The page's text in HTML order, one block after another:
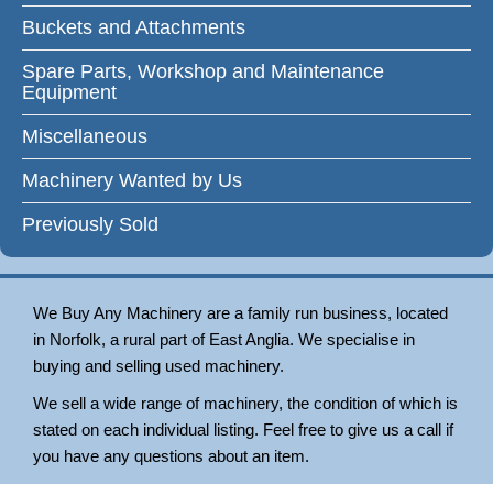
Buckets and Attachments
Spare Parts, Workshop and Maintenance
Equipment
Miscellaneous
Machinery Wanted by Us
Previously Sold
We Buy Any Machinery are a family run business, located
in Norfolk, a rural part of East Anglia. We specialise in
buying and selling used machinery.
We sell a wide range of machinery, the condition of which is
stated on each individual listing. Feel free to give us a call if
you have any questions about an item.